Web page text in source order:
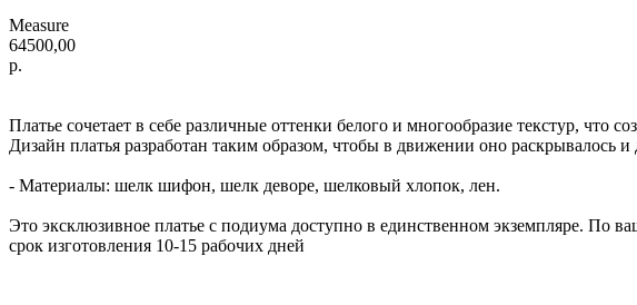
Measure
64500,00
р.
Платье сочетает в себе различные оттенки белого и многообразие текстур, что
Дизайн платья разработан таким образом, чтобы в движении оно раскрывалось
- Материалы: шелк шифон, шелк деворе, шелковый хлопок, лен.
Это эксклюзивное платье с подиума доступно в единственном экземпляре. По
срок изготовления 10-15 рабочих дней